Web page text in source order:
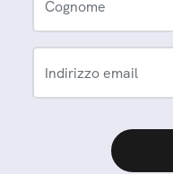
Cognome
Indirizzo email